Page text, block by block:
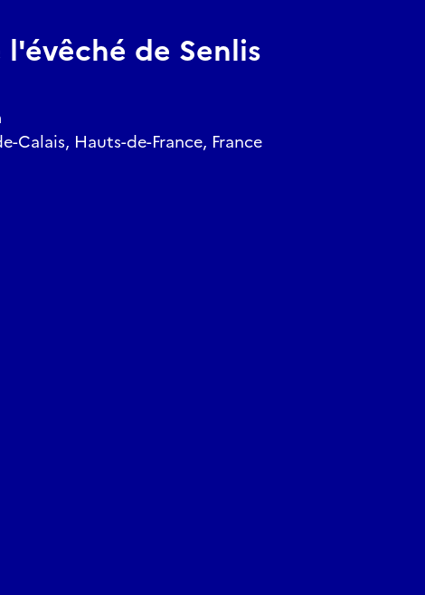
l'évêché de Senlis
Calais, Hauts-de-France, France